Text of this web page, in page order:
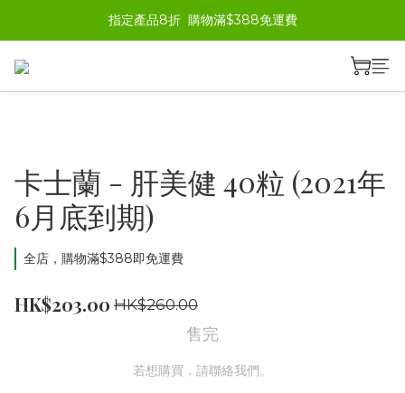
指定產品8折  購物滿$388免運費
卡士蘭 - 肝美健 40粒 (2021年
6月底到期)
全店，購物滿$388即免運費
HK$203.00 HK$260.00
售完
若想購買，請聯絡我們。